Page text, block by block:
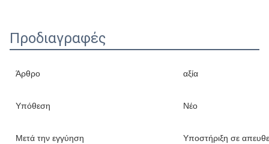
Προδιαγραφές
Άρθρο αξία
Υπόθεση Νέο
Μετά την εγγύηση Υποστήριξη σε